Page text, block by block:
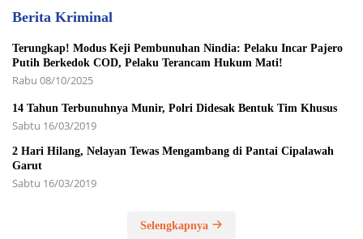
Berita Kriminal
Terungkap! Modus Keji Pembunuhan Nindia: Pelaku Incar Pajero
Putih Berkedok COD, Pelaku Terancam Hukum Mati!
Rabu 08/10/2025
14 Tahun Terbunuhnya Munir, Polri Didesak Bentuk Tim Khusus
Sabtu 16/03/2019
2 Hari Hilang, Nelayan Tewas Mengambang di Pantai Cipalawah
Garut
Sabtu 16/03/2019
Selengkapnya